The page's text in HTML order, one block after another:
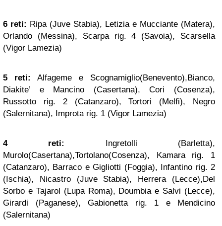
6 reti: Ripa (Juve Stabia), Letizia e Mucciante (Matera),
Orlando (Messina), Scarpa rig. 4 (Savoia), Scarsella
(Vigor Lamezia)
5 reti:
Alfageme e Scognamiglio(Benevento),Bianco,
Diakite’ e Mancino (Casertana), Cori (Cosenza),
Russotto rig. 2 (Catanzaro), Tortori (Melfi), Negro
(Salernitana), Improta rig. 1 (Vigor Lamezia)
4 reti:
Ingretolli (Barletta),
Murolo(Casertana),Tortolano(Cosenza), Kamara rig. 1
(Catanzaro), Barraco e Gigliotti (Foggia), Infantino rig. 2
(Ischia), Nicastro (Juve Stabia), Herrera (Lecce),Del
Sorbo e Tajarol (Lupa Roma), Doumbia e Salvi (Lecce),
Girardi (Paganese), Gabionetta rig. 1 e Mendicino
(Salernitana)